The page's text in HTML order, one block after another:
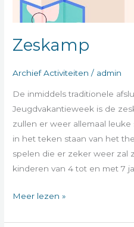
Zeskamp
Archief Activiteiten / admin
De inmiddels traditionele
Jeugdvakantieweek is de
zullen er weer allemaal
in het teken staan van het
spelen die er zeker weer zal
kinderen van 4 tot en met 7
Meer lezen »